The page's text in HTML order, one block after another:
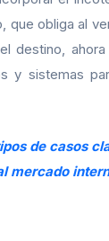
que obliga al
destino,
y sistemas
de casos
mercado